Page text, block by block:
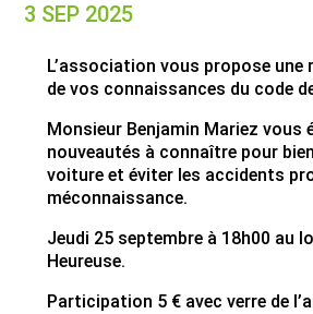
3 SEP 2025
L’association vous propose une
de vos connaissances du code
Monsieur Benjamin Mariez vous
nouveautés à connaître pour
voiture et éviter les accidents
méconnaissance.
Jeudi 25 septembre à 18h00 au
Heureuse.
Participation 5 € avec verre de